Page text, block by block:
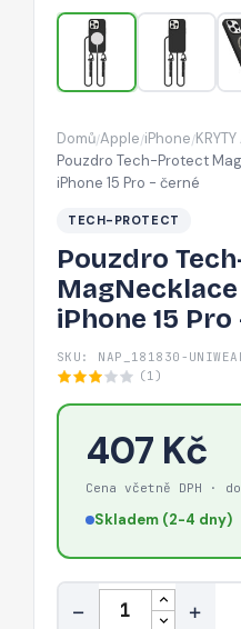
Domů/Apple/iPhone/
Pouzdro Tech-Protect
iPhone 15 Pro - černé
TECH-PROTECT
Pouzdro
iPhone 15
SKU: NAP_181830-UNIW
(1)
407 Kč
Cena včetně DPH ·
Skladem (2-4 dny)
Množství
− +